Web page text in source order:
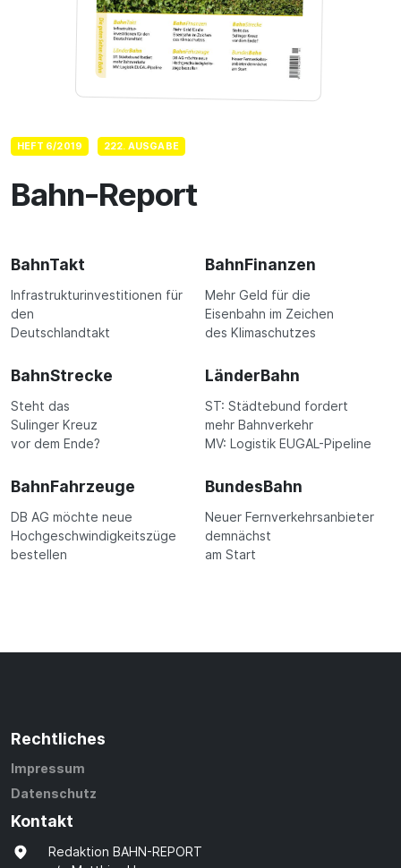
HEFT 6/2019 222. AUSGABE
Bahn-Report
BahnTakt
Infrastrukturinvestitionen für
den
Deutschlandtakt
BahnFinanzen
Mehr Geld für die
Eisenbahn im Zeichen
des Klimaschutzes
BahnStrecke
Steht das
Sulinger Kreuz
vor dem Ende?
LänderBahn
ST: Städtebund fordert
mehr Bahnverkehr
MV: Logistik EUGAL-Pipeline
BahnFahrzeuge
DB AG möchte neue
Hochgeschwindigkeitszüge
bestellen
BundesBahn
Neuer Fernverkehrsanbieter
demnächst
am Start
Rechtliches
Impressum
Datenschutz
Kontakt
Redaktion BAHN-REPORT